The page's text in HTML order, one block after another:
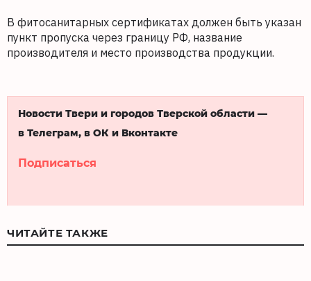
В фитосанитарных сертификатах должен быть указан
пункт пропуска через границу РФ, название
производителя и место производства продукции.
Новости Твери и городов Тверской области —
в Телеграм, в ОК и Вконтакте
Подписаться
ЧИТАЙТЕ ТАКЖЕ